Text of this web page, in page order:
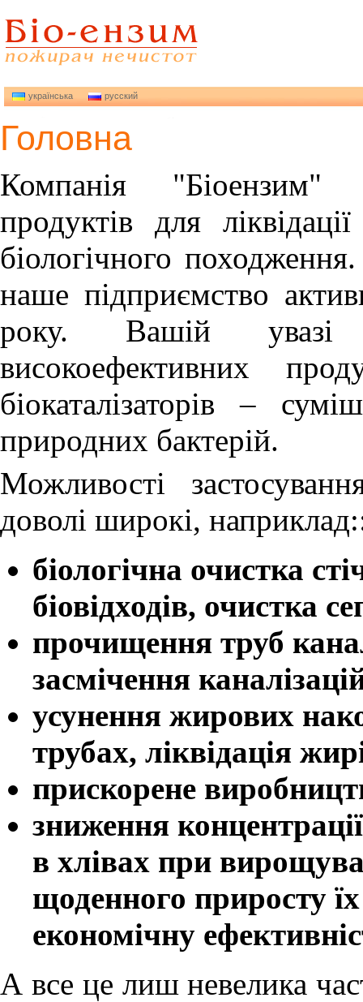
українська русский
Головна
Компанія "Біоензим"
продуктів для
біологічного
наше підприємство
року. Вашій
високоефективних
біокаталізаторів –
природних бактерій.
Можливості
доволі широкі,
біологічна очистка
біовідходів, очистка
прочищення труб
засмічення
усунення жирових
трубах, ліквідація
прискорене
зниження
в хлівах при
щоденного приросту
економічну
А все це лиш невелика